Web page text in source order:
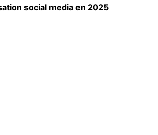
social media en 2025